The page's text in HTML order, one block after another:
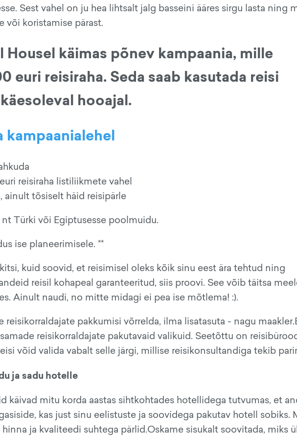
Sest vahel on ju hea lihtsalt jalg basseini ääres sirgu lasta ning
või koristamise pärast.
Housel käimas põnev kampaania, mille
euri reisiraha. Seda saab kasutada reisi
hooajal.
kampaanialehel
reisiraha listiliikmete vahel
ainult tõsiselt häid reisipärle
Türki või Egiptusesse poolmuidu.
ise planeerimisele. **
kuid soovid, et reisimisel oleks kõik sinu eest ära tehtud ning
reisil kohapeal garanteeritud, siis proovi. See võib täitsa
Ainult naudi, no mitte midagi ei pea ise mõtlema! :).
reisikorraldajate pakkumisi võrrelda, ilma lisatasuta - nagu
reisikorraldajate pakutavaid valikuid. Seetõttu on
võid valida vabalt selle järgi, millise reisikonsultandiga tekib
ja sadu hotelle
käivad mitu korda aastas sihtkohtades hotellidega tutvumas, et
kas just sinu eelistuste ja soovidega pakutav hotell sobiks.
ja kvaliteedi suhtega pärlid.Oskame sisukalt soovitada, miks